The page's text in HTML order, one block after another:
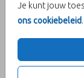
Je kunt jouw
ons cookiebeleid.
OMSCHRIJVING
roestbruin 22 x 11